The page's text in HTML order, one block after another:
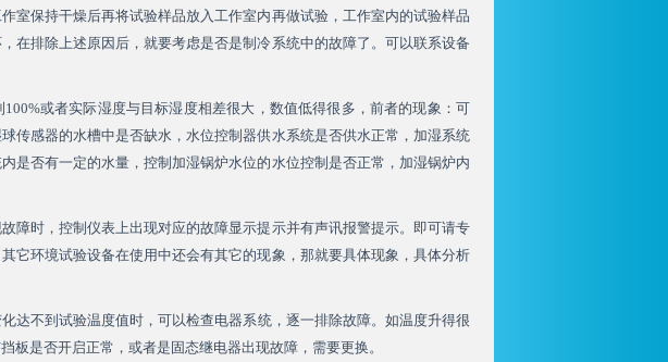
室保持干燥后再将试验样品放入工作室内再做试验，工作室内的试验样品
在排除上述原因后，就要考虑是否是制冷系统中的故障了。可以联系设备
或者实际湿度与目标湿度相差很大，数值低得很多，前者的现象：可
传感器的水槽中是否缺水，水位控制器供水系统是否供水正常，加湿系统
是否有一定的水量，控制加湿锅炉水位的水位控制是否正常，加湿锅炉内
障时，控制仪表上出现对应的故障显示提示并有声讯报警提示。即可请专
它环境试验设备在使用中还会有其它的现象，那就要具体现象，具体分析
达不到试验温度值时，可以检查电器系统，逐一排除故障。如温度升得很
板是否开启正常，或者是固态继电器出现故障，需要更换。